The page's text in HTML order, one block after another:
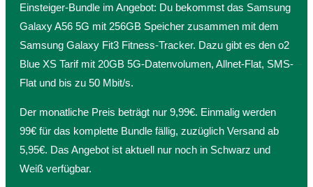
Einsteiger-Bundle im Angebot: Du bekommst das Samsung
Galaxy A56 5G mit 256GB Speicher zusammen mit dem
Samsung Galaxy Fit3 Fitness-Tracker. Dazu gibt es den o2
Blue XS Tarif mit 20GB 5G-Datenvolumen, Allnet-Flat, SMS-
Flat und bis zu 50 Mbit/s.
Der monatliche Preis beträgt nur 9,99€. Einmalig werden
99€ für das komplette Bundle fällig, zuzüglich Versand ab
5,95€. Das Angebot ist aktuell nur noch in Schwarz und
Weiß verfügbar.